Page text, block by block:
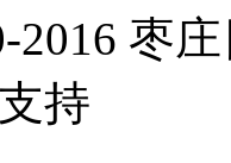
2016 枣
持